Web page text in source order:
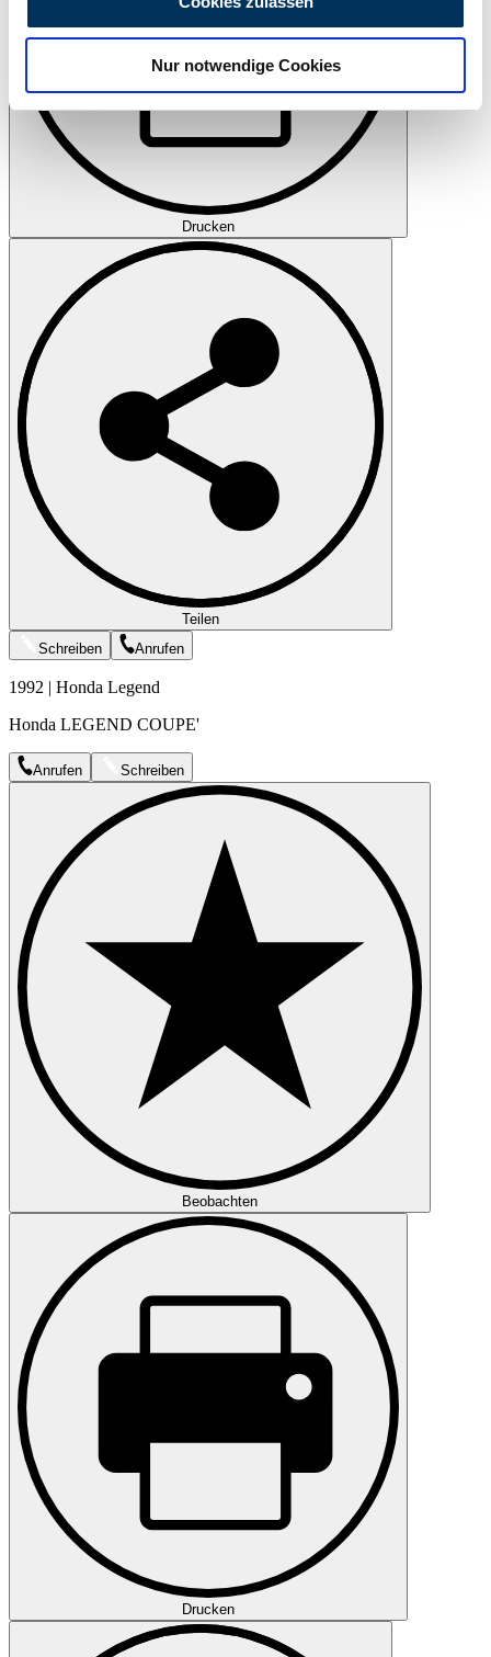
analysieren. Außerdem geben wir Informationen zu Ihrer
Verwendung unserer Website an unsere Partner für
soziale Medien, Werbung und Analysen weiter. Unsere
Partner führen diese Informationen möglicherweise mit
weiteren Daten zusammen, die Sie ihnen bereitgestellt
haben oder die sie im Rahmen Ihrer Nutzung der Dienste
gesammelt haben.Datenschutzerklärung
Nur notwendige Cookies
Drucken
Teilen
Schreiben
Anrufen
1992 | Honda Legend
Honda LEGEND COUPE'
Anrufen Schreiben
Beobachten
Drucken